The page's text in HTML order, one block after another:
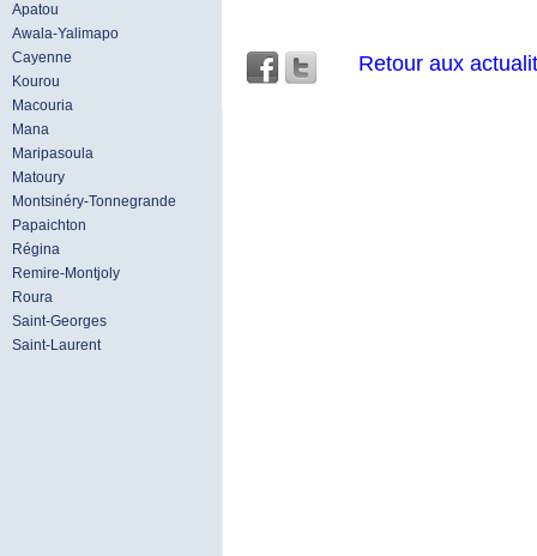
Apatou
Awala-Yalimapo
Cayenne
Kourou
Macouria
Mana
Maripasoula
Matoury
Montsinéry-Tonnegrande
Papaichton
Régina
Remire-Montjoly
Roura
Saint-Georges
Saint-Laurent
Retour aux